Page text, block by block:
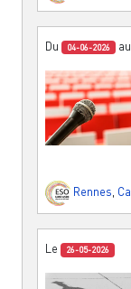
Du 04-06-2026
Rennes,
Le 26-05-2026